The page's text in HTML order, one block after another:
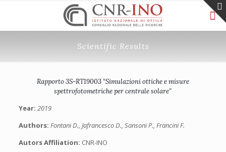
Scientific Results
Rapporto 3S-RT19003 “Simulazioni ottiche e misure
spettrofotometriche per centrale solare”
Year: 2019
Authors: Fontani D., Jafrancesco D., Sansoni P., Francini F.
Autors Affiliation: CNR-INO